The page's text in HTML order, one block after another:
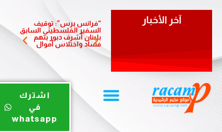
آخر الأخبار
“فرانس برس”: توقيف
السفير الفلسطيني السابق
بلبنان أشرف دبور بتهم
فساد واختلاس أموال
تزور
وتؤكد
يو
ب
اشترك
في
whatsapp